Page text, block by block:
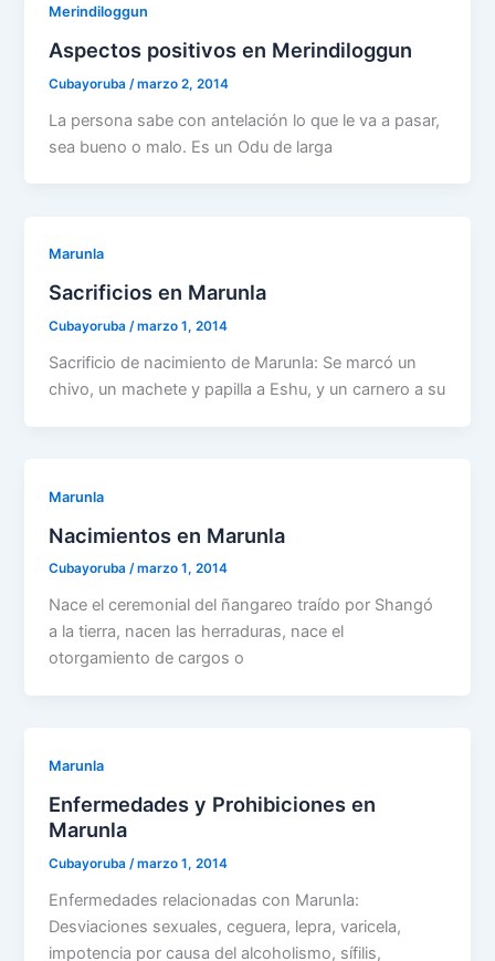
Merindiloggun
Aspectos positivos en Merindiloggun
Cubayoruba /marzo 2, 2014
La persona sabe con antelación lo que le va a pasar,
sea bueno o malo. Es un Odu de larga
Marunla
Sacrificios en Marunla
Cubayoruba/marzo 1, 2014
Sacrificio de nacimiento de Marunla: Se marcó un
chivo, un machete y papilla a Eshu, y un carnero a su
Marunla
Nacimientos en Marunla
Cubayoruba/marzo 1, 2014
Nace el ceremonial del ñangareo traído por Shangó
a la tierra, nacen las herraduras, nace el
otorgamiento de cargos o
Marunla
Enfermedades y Prohibiciones en
Marunla
Cubayoruba/marzo 1, 2014
Enfermedades relacionadas con Marunla:
Desviaciones sexuales, ceguera, lepra, varicela,
impotencia por causa del alcoholismo, sífilis,